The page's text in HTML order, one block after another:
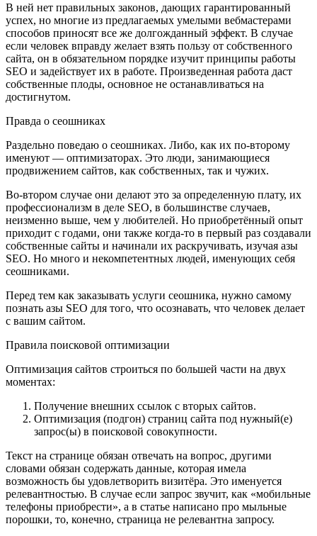
В ней нет правильных законов, дающих гарантированный
успех, но многие из предлагаемых умелыми вебмастерами
способов приносят все же долгожданный эффект. В случае
если человек вправду желает взять пользу от собственного
сайта, он в обязательном порядке изучит принципы работы
SEО и задействует их в работе. Произведенная работа даст
собственные плоды, основное не останавливаться на
достигнутом.
Правда о сеошниках
Раздельно поведаю о сеошниках. Либо, как их по-второму
именуют — оптимизаторах. Это люди, занимающиеся
продвижением сайтов, как собственных, так и чужих.
Во-втором случае они делают это за определенную плату, их
профессионализм в деле SEО, в большинстве случаев,
неизменно выше, чем у любителей. Но приобретённый опыт
приходит с годами, они также когда-то в первый раз создавали
собственные сайты и начинали их раскручивать, изучая азы
SEО. Но много и некомпетентных людей, именующих себя
сеошниками.
Перед тем как заказывать услуги сеошника, нужно самому
познать азы SEO для того, что осознавать, что человек делает
с вашим сайтом.
Правила поисковой оптимизации
Оптимизация сайтов строиться по большей части на двух
моментах:
Получение внешних ссылок с вторых сайтов.
Оптимизация (подгон) страниц сайта под нужный(е)
запрос(ы) в поисковой совокупности.
Текст на странице обязан отвечать на вопрос, другими
словами обязан содержать данные, которая имела
возможность бы удовлетворить визитёра. Это именуется
релевантностью. В случае если запрос звучит, как «мобильные
телефоны приобрести», а в статье написано про мыльные
порошки, то, конечно, страница не релевантна запросу.